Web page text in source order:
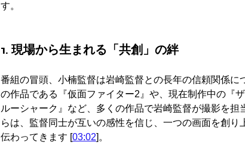
す。
1. 現場から生まれる「共創」の絆
番組の冒頭、小楠監督は岩崎監督との長年の信頼関係に
の作品である『仮面ファイター2』や、現在制作中の『
ルーシャーク』など、多くの作品で岩崎監督が撮影を担
らは、監督同士が互いの感性を信じ、一つの画面を創り
伝わってきます [03:02]。